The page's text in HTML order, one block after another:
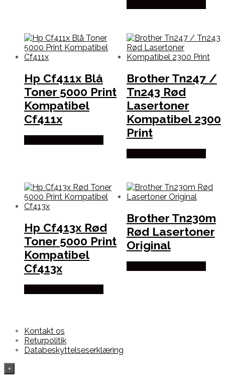
Hp Cf411x Blå
Toner 5000 Print
Kompatibel
Cf411x
Brother Tn247 /
Tn243 Rød
Lasertoner
Kompatibel 2300
Print
Hp Cf413x Rød
Toner 5000 Print
Kompatibel
Cf413x
Brother Tn230m
Rød Lasertoner
Original
Kontakt os
Returpolitik
Databeskyttelseserklæring
×